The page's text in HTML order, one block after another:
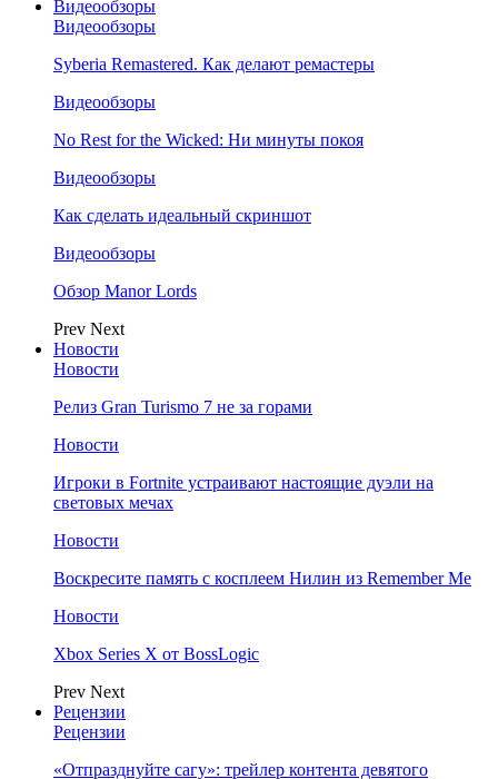
Видеообзоры
Видеообзоры
Syberia Remastered. Как делают ремастеры
Видеообзоры
No Rest for the Wicked: Ни минуты покоя
Видеообзоры
Как сделать идеальный скриншот
Видеообзоры
Обзор Manor Lords
Prev Next
Новости
Новости
Релиз Gran Turismo 7 не за горами
Новости
Игроки в Fortnite устраивают настоящие дуэли на
световых мечах
Новости
Воскресите память с косплеем Нилин из Remember Me
Новости
Xbox Series X от BossLogic
Prev Next
Рецензии
Рецензии
«Отпразднуйте сагу»: трейлер контента девятого